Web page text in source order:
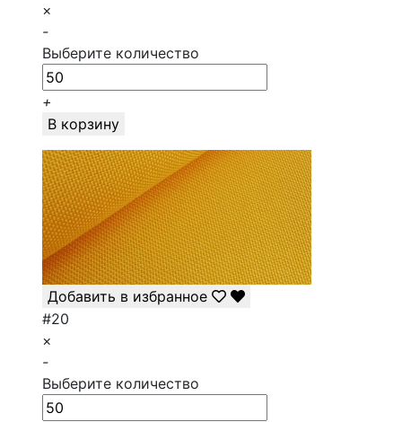
×
-
Выберите количество
+
В корзину
Добавить в избранное
#20
×
-
Выберите количество